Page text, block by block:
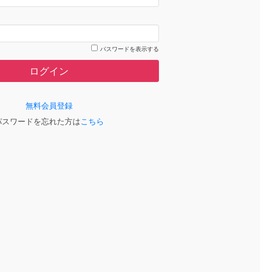
パスワードを表示する
ログイン
無料会員登録
スワードを忘れた方はこちら